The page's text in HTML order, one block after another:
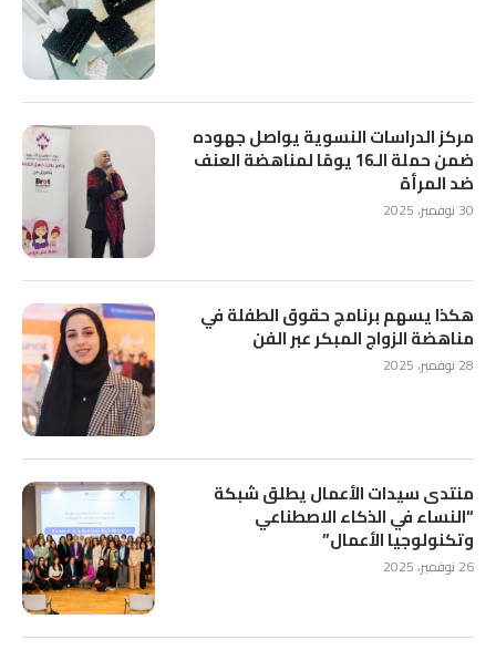
مركز الدراسات النسوية يواصل جهوده
ضمن حملة الـ16 يومًا لمناهضة العنف
ضد المرأة
30 نوفمبر، 2025
هكذا يسهم برنامج حقوق الطفلة في
مناهضة الزواج المبكر عبر الفن
28 نوفمبر، 2025
منتدى سيدات الأعمال يطلق شبكة
“النساء في الذكاء الاصطناعي
وتكنولوجيا الأعمال”
26 نوفمبر، 2025